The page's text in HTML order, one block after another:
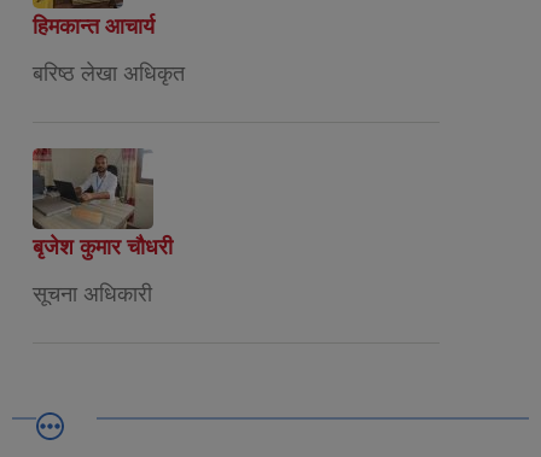
हिमकान्त आचार्य
बरिष्ठ लेखा अधिकृत
बृजेश कुमार चौधरी
सूचना अधिकारी